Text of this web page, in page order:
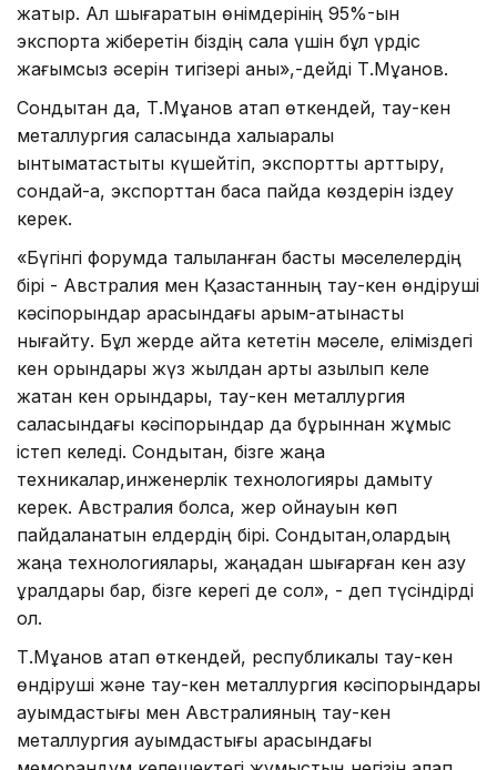
жатыр. Ал шығаратын өнімдерінің 95%-ын
экспортқа жіберетін біздің сала үшін бұл үрдіс
жағымсыз əсерін тигізері анық»,-дейді Т.Мұқанов.
Сондықтан да, Т.Мұқанов атап өткендей, тау-кен
металлургия саласында халықаралық
ынтымақтастықты күшейтіп, экспортты арттыру,
сондай-ақ, экспорттан басқа пайда көздерін іздеу
керек.
«Бүгінгі форумда талқыланған басты мəселелердің
бірі - Австралия мен Қазақстанның тау-кен өндіруші
кəсіпорындар арасындағы қарым-қатынасты
нығайту. Бұл жерде айта кететін мəселе, еліміздегі
кен орындары жүз жылдан артық қазылып келе
жатқан кен орындары, тау-кен металлургия
саласындағы кəсіпорындар да бұрыннан жұмыс
істеп келеді. Сондықтан, бізге жаңа
техникалар,инженерлік технологияры дамыту
керек. Австралия болса, жер қойнауын көп
пайдаланатын елдердің бірі. Сондықтан,олардың
жаңа технологиялары, жаңадан шығарған кен қазу
құралдары бар, бізге керегі де сол», - деп түсіндірді
ол.
Т.Мұқанов атап өткендей, республикалық тау-кен
өндіруші және тау-кен металлургия кәсіпорындары
қауымдастығы мен Австралияның тау-кен
металлургия қауымдастығы арасындағы